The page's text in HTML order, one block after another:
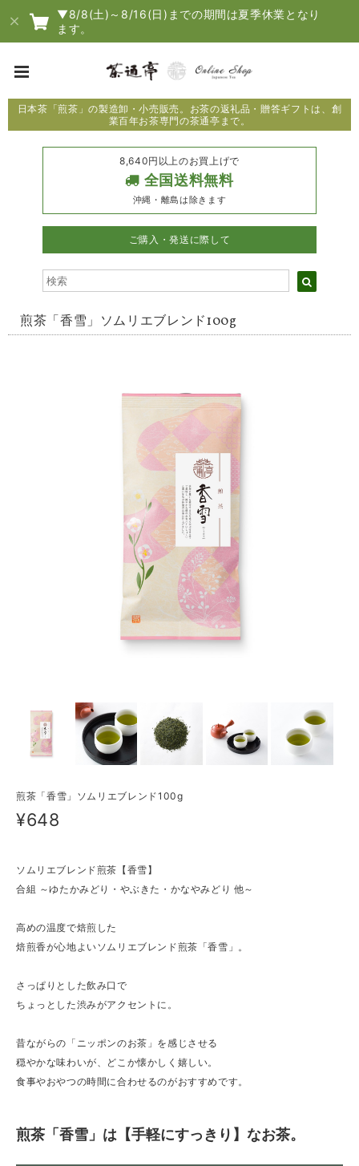
▼8/8(土)～8/16(日)までの期間は夏季休業となり
ます。
日本茶「煎茶」の製造卸・小売販売。お茶の返礼品・贈答ギフトは、創
業百年お茶専門の茶通亭まで。
8,640円以上のお買上げで
全国送料無料
沖縄・離島は除きます
ご購入・発送に際して
煎茶「香雪」ソムリエブレンド100g
煎茶「香雪」ソムリエブレンド100g
¥648
ソムリエブレンド煎茶【香雪】
合組 ～ゆたかみどり・やぶきた・かなやみどり 他～
高めの温度で焙煎した
焙煎香が心地よいソムリエブレンド煎茶「香雪」。
さっぱりとした飲み口で
ちょっとした渋みがアクセントに。
昔ながらの「ニッポンのお茶」を感じさせる
穏やかな味わいが、どこか懐かしく嬉しい。
食事やおやつの時間に合わせるのがおすすめです。
煎茶「香雪」は【手軽にすっきり】なお茶。